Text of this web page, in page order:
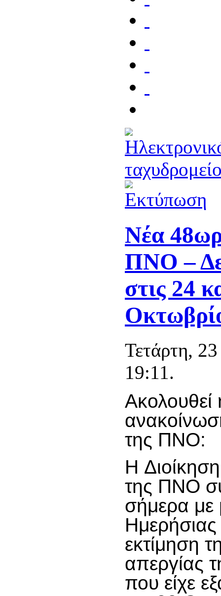
Νέα
ΠΝΟ –
στις 24
Τετάρτη,
19:11.
Ακολουθεί
της ΠΝΟ:
H Διοίκηση
της ΠΝΟ
σήμερα με
Ημερήσιας
εκτίμηση
απεργίας
που είχε